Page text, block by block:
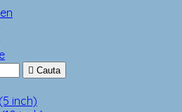
 Cauta
inch)